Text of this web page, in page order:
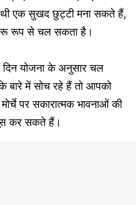
एक सुखद छुट्टी मना सकते हैं,
रूप से चल सकता है।
दिन योजना के अनुसार चल
बारे में सोच रहे हैं तो आपको
पर सकारात्मक भावनाओं की
कर सकते हैं।